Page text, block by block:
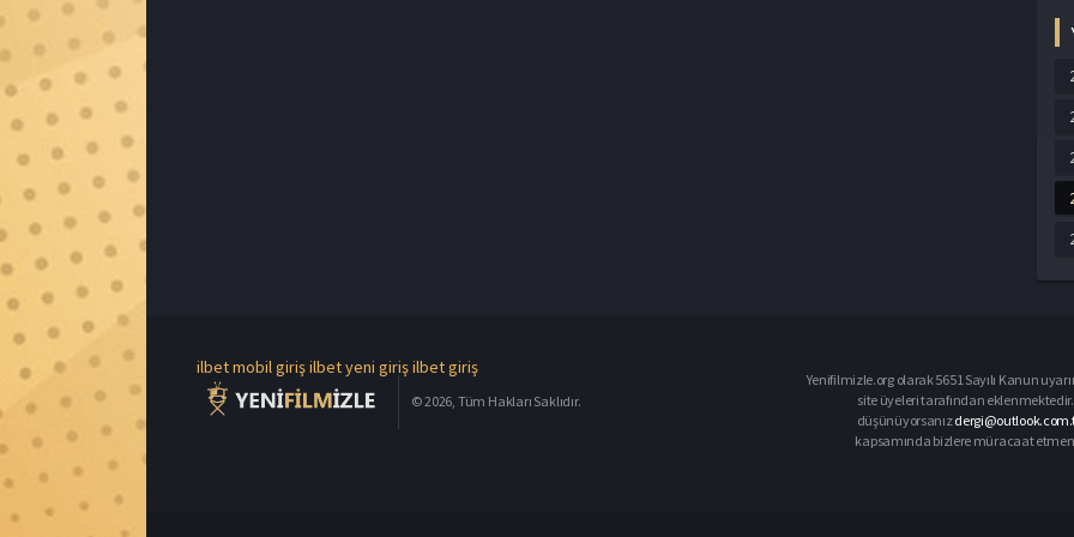
ilbet mobil girişilbet yeni girişilbet giriş
© 2026, Tüm Hakları Saklıdır.
Yenifilmizle.org olarak 5651 Sayılı Kanun
site üyeleri tarafından
düşünüyorsanız
kapsamında bizlere müracaat